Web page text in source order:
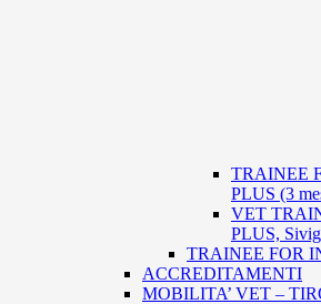
TRAINEE
PLUS (3
VET
PLUS,
TRAINEE FOR
ACCREDITAMENTI
MOBILITA’ VET –